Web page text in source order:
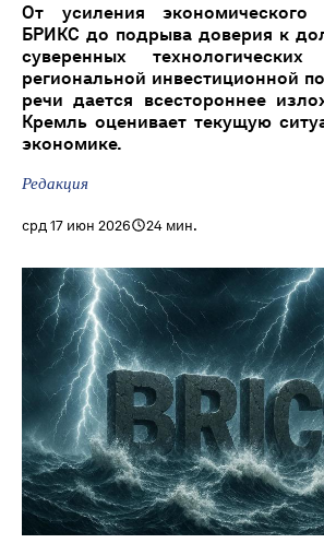
От усиления экономического
БРИКС до подрыва доверия к
суверенных
региональной инвестиционной
речи дается всестороннее
Кремль оценивает текущую
экономике.
Редакция
срд 17 июн 2026 24 мин.